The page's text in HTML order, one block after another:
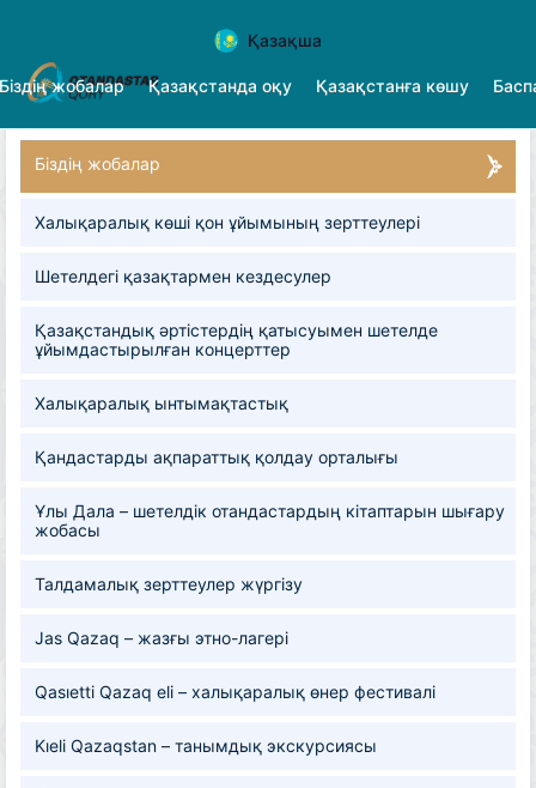
Қазақша
жобалар Қазақстанда оқу Қазақстанға көшу
Біздің жобалар
Халықаралық көші қон ұйымының зерттеулері
Шетелдегі қазақтармен кездесулер
Қазақстандық әртістердің қатысуымен шетелде
ұйымдастырылған концерттер
Халықаралық ынтымақтастық
Қандастарды ақпараттық қолдау орталығы
Ұлы Дала – шетелдік отандастардың кітаптарын шығару
жобасы
Талдамалық зерттеулер жүргізу
Jas Qazaq – жазғы этно-лагері
Qasıetti Qazaq eli – халықаралық өнер фестивалі
Kıeli Qazaqstan – танымдық экскурсиясы